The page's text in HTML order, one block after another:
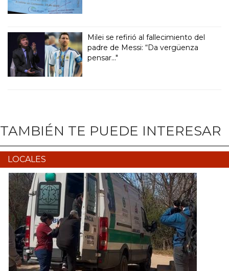
Milei se refirió al fallecimiento del
padre de Messi: “Da vergüenza
pensar..."
TAMBIÉN TE PUEDE INTERESAR
LOCALES